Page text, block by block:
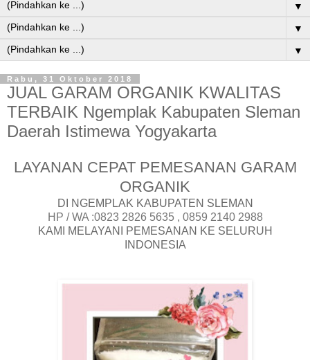
▼
▼
▼
Rabu, 31 Oktober 2018
JUAL GARAM ORGANIK KWALITAS
TERBAIK Ngemplak Kabupaten Sleman
Daerah Istimewa Yogyakarta
LAYANAN CEPAT PEMESANAN GARAM
ORGANIK
DI NGEMPLAK KABUPATEN SLEMAN
HP / WA :0823 2826 5635 , 0859 2140 2988
KAMI MELAYANI PEMESANAN KE SELURUH
INDONESIA